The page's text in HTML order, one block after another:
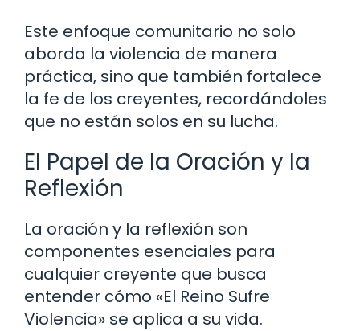
Este enfoque comunitario no solo
aborda la violencia de manera
práctica, sino que también fortalece
la fe de los creyentes, recordándoles
que no están solos en su lucha.
El Papel de la Oración y la
Reflexión
La oración y la reflexión son
componentes esenciales para
cualquier creyente que busca
entender cómo «El Reino Sufre
Violencia» se aplica a su vida.